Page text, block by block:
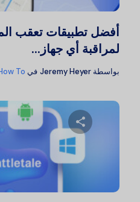
أفضل تطبيقات تعقب
لمراقبة أي جهاز...
بواسطة Jeremy Heyer في To
شارك هذا